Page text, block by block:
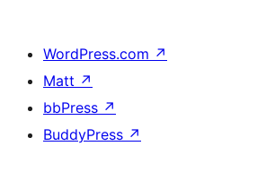
WordPress.com ↗
Matt ↗
bbPress ↗
BuddyPress ↗